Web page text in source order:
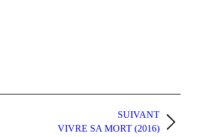
SUIVANT
VIVRE SA MORT (2016)